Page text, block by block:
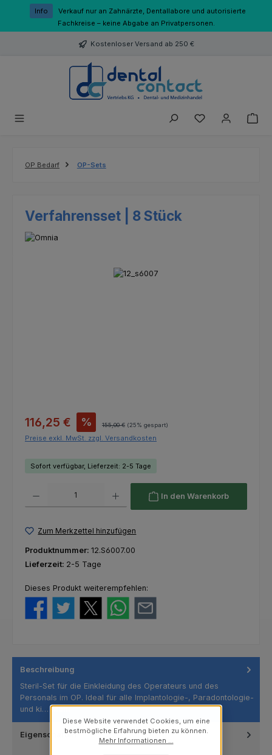
Zum Hauptinhalt springen
Info
Verkauf nur an Zahnärzte, Dentallabore und autorisierte
Fachkreise – keine Abgabe an Privatpersonen.
Kostenloser Versand ab 250 €
Du hast 0
OP Bedarf OP-Sets
Verfahrensset | 8 Stück
Bildergalerie überspringen
Verkaufspreis:
116,25 € % Regulärer Preis:
155,00 € (25% gespart)
Preise exkl. MwSt. zzgl. Versandkosten
Sofort verfügbar, Lieferzeit: 2-5 Tage
In den Warenkorb
Zum Merkzettel hinzufügen
Produktnummer: 12.S6007.00
Lieferzeit: 2-5 Tage
Dieses Produkt weiterempfehlen:
Beschreibung
Steril-Set für die Einkleidung des Operateurs und des
Personals im OP. Ideal für alle Implantologie-, Paradontologie-
und ki…Mehr
Eigenschaften
Diese Website verwendet Cookies, um eine
bestmögliche Erfahrung bieten zu können.
Mehr Informationen ...